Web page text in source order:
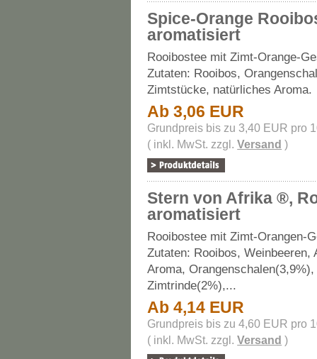
Spice-Orange
aromatisiert
Rooibostee mit Zimt-Orange-
Zutaten: Rooibos,
Zimtstücke, natürliches Aroma.
Ab 3,06 EUR
Grundpreis bis zu 3,40 EUR pro
( inkl. MwSt. zzgl.Versand )
Stern von Afrika ®,
aromatisiert
Rooibostee mit Zimt-Orangen-
Zutaten: Rooibos, Weinbeeren,
Aroma, Orangenschalen(3,9%),
Zimtrinde(2%),...
Ab 4,14 EUR
Grundpreis bis zu 4,60 EUR pro
( inkl. MwSt. zzgl.Versand )